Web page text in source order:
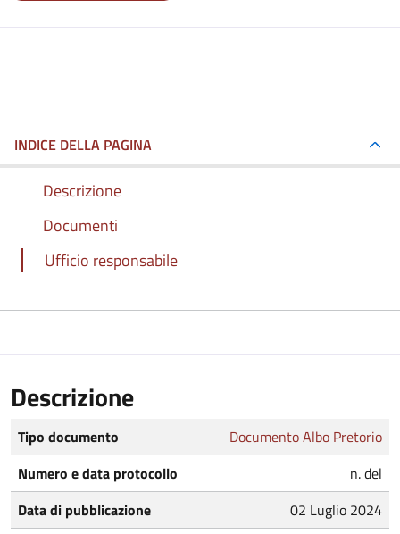
INDICE DELLA PAGINA
Descrizione
Documenti
Ufficio responsabile
Descrizione
Tipo documento
Documento Albo Pretorio
Numero e data protocollo
n. del
Data di pubblicazione
02 Luglio 2024